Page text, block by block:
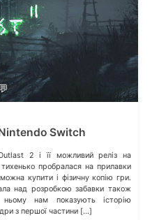
Switch
2 і її можливий реліз на
пробралася на прилавки
купити і фізичну копію гри.
над розробкою забавки також
нам показують історію
з першої частини […]